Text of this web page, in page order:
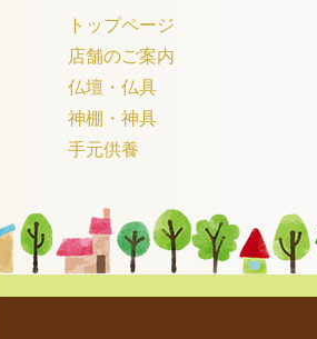
トップページ
店舗のご案内
仏壇・仏具
神棚・神具
手元供養